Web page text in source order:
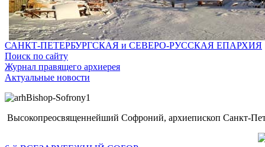
САНКТ-ПЕТЕРБУРГСКАЯ и СЕВЕРО-РУССКАЯ ЕПАРХИЯ
Поиск по сайту
Журнал правящего архиерея
Актуальные новости
Высокопреосвященнейший Софроний, архиепископ Санкт-